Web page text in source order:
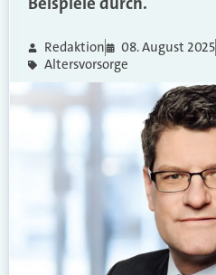
Redaktion 08. August 2025
Altersvorsorge